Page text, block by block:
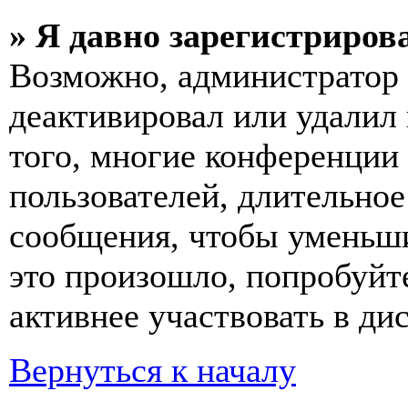
» Я давно
Возможно,
деактивировал или
того, многие
пользователей,
сообщения, чтобы
это произошло,
активнее участвовать в
Вернуться к началу